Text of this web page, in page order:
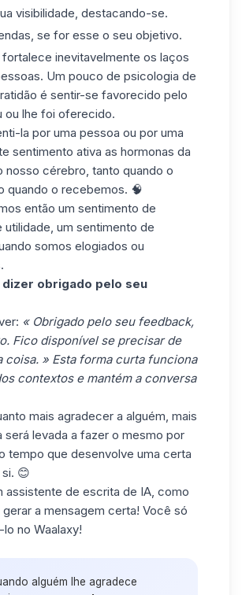
visibilidade, destacando-se.
se for esse o seu objetivo.
fortalece inevitavelmente os laços
Um pouco de psicologia de
é sentir-se favorecido pelo
ou lhe foi oferecido.
la por uma pessoa ou por uma
sentimento ativa as hormonas da
nosso cérebro, tanto quando o
quando o recebemos. 🧠
então um sentimento de
utilidade, um sentimento de
somos elogiados ou
dizer obrigado pelo seu
« Obrigado pelo seu feedback,
Fico disponível se precisar de
coisa. » Esta forma curta funciona
contextos e mantém a conversa
mais agradecer a alguém, mais
será levada a fazer o mesmo por
tempo que desenvolve uma certa
😊
assistente de escrita de IA, como
gerar a mensagem certa! Você só
no Waalaxy!
alguém lhe agradece